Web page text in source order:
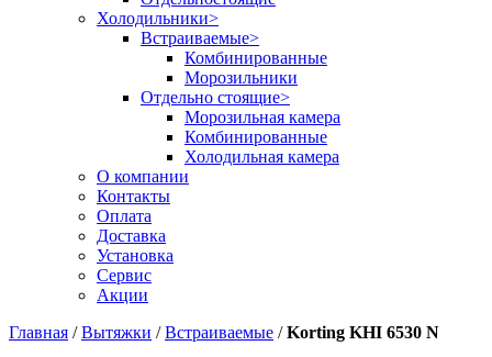
Холодильники>
Встраиваемые>
Комбинированные
Морозильники
Отдельно стоящие>
Морозильная камера
Комбинированные
Холодильная камера
О компании
Контакты
Оплата
Доставка
Установка
Сервис
Акции
Главная /Вытяжки /Встраиваемые /Korting KHI 6530 N